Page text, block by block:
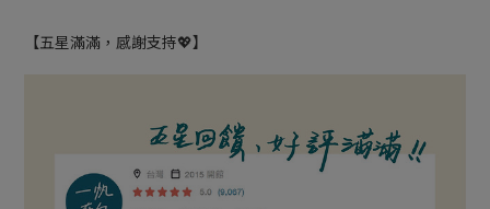
【五星滿滿，感謝支持💖】